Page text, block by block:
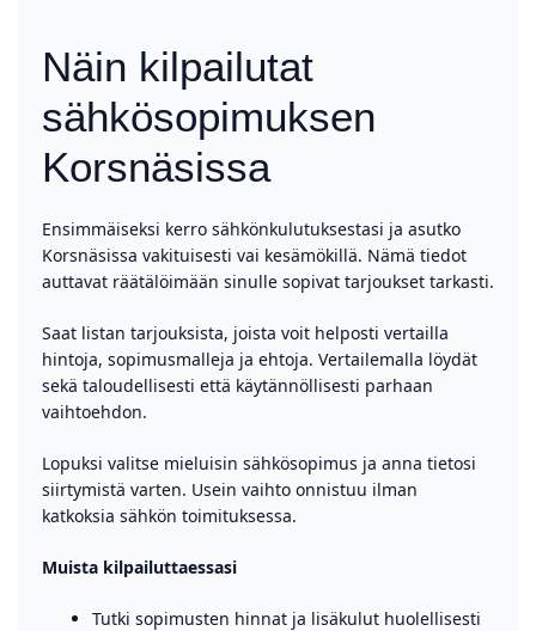
Näin kilpailutat
sähkösopimuksen
Korsnäsissa
Ensimmäiseksi kerro sähkönkulutuksestasi ja asutko
Korsnäsissa vakituisesti vai kesämökillä. Nämä tiedot
auttavat räätälöimään sinulle sopivat tarjoukset tarkasti.
Saat listan tarjouksista, joista voit helposti vertailla
hintoja, sopimusmalleja ja ehtoja. Vertailemalla löydät
sekä taloudellisesti että käytännöllisesti parhaan
vaihtoehdon.
Lopuksi valitse mieluisin sähkösopimus ja anna tietosi
siirtymistä varten. Usein vaihto onnistuu ilman
katkoksia sähkön toimituksessa.
Muista kilpailuttaessasi
Tutki sopimusten hinnat ja lisäkulut huolellisesti